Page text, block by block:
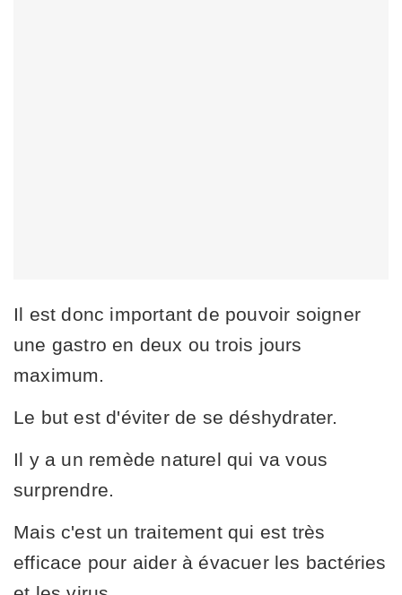
Il est donc important de pouvoir soigner
une gastro en deux ou trois jours
maximum.
Le but est d'éviter de se déshydrater.
Il y a un remède naturel qui va vous
surprendre.
Mais c'est un traitement qui est très
efficace pour aider à évacuer les bactéries